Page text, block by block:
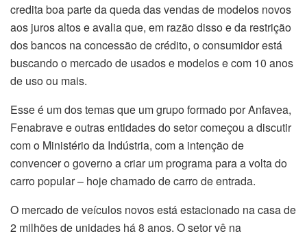
credita boa parte da queda das vendas de modelos novos
aos juros altos e avalia que, em razão disso e da restrição
dos bancos na concessão de crédito, o consumidor está
buscando o mercado de usados e modelos e com 10 anos
de uso ou mais.
Esse é um dos temas que um grupo formado por Anfavea,
Fenabrave e outras entidades do setor começou a discutir
com o Ministério da Indústria, com a intenção de
convencer o governo a criar um programa para a volta do
carro popular – hoje chamado de carro de entrada.
O mercado de veículos novos está estacionado na casa de
2 milhões de unidades há 8 anos. O setor vê na